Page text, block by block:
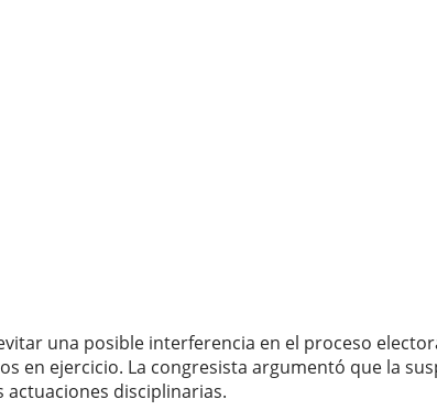
una posible interferencia en el proceso
ejercicio. La congresista argumentó que la
actuaciones disciplinarias.